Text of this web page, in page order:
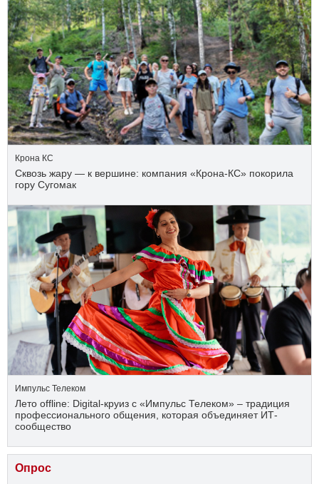
Крона КС
Сквозь жару — к вершине: компания «Крона‑КС» покорила
гору Сугомак
Импульс Телеком
Лето offline: Digital-круиз с «Импульс Телеком» – традиция
профессионального общения, которая объединяет ИТ-
сообщество
Опрос